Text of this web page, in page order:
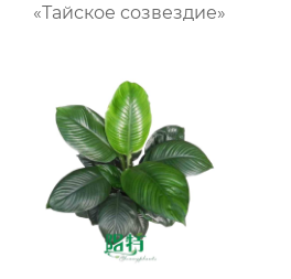
«Тайское созвездие»